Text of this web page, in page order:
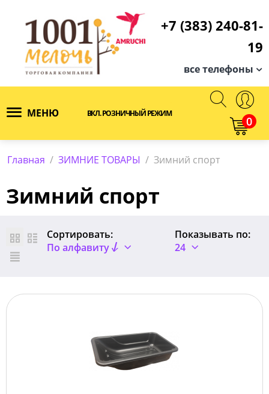
+7 (383) 240-81-
19
все телефоны
МЕНЮ ВКЛ. РОЗНИЧНЫЙ РЕЖИМ
0
Главная / ЗИМНИЕ ТОВАРЫ / Зимний спорт
Зимний спорт
Сортировать:
По алфавиту
Показывать по:
24